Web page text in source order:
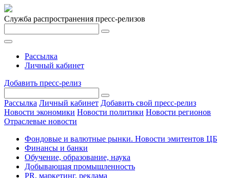
Служба распространения пресс-релизов
Рассылка
Личный кабинет
Добавить пресс-релиз
Рассылка Личный кабинет Добавить свой пресс-релиз
Новости экономики Новости политики Новости регионов
Отраслевые новости
Фондовые и валютные рынки. Новости эмитентов ЦБ
Финансы и банки
Обучение, образование, наука
Добывающая промышленность
PR, маркетинг, реклама